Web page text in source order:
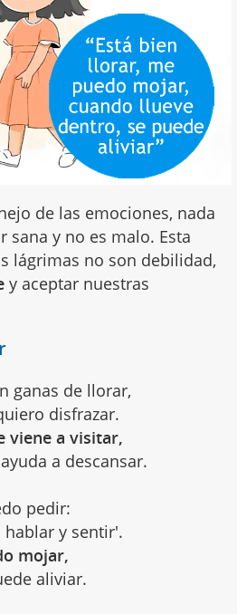
de las emociones, nada
y no es malo. Esta
lágrimas no son debilidad,
y aceptar nuestras
ganas de llorar,
disfrazar.
viene a visitar,
a descansar.
pedir:
hablar y sentir'.
mojar,
aliviar.